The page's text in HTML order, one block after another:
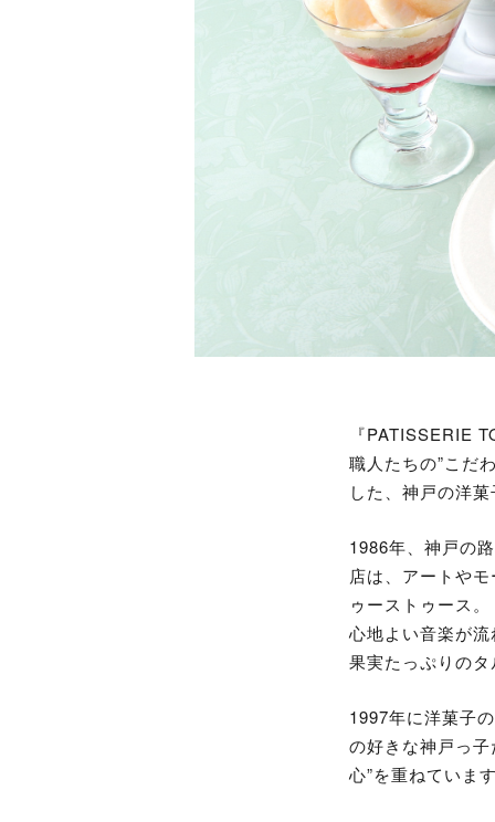
『PATISSERIE
職人たちの”こだ
した、神戸の洋
1986年、神戸の
店は、アートや
ゥーストゥース。
心地よい音楽が
果実たっぷりの
1997年に洋菓子
の好きな神戸っ
心”を重ねていま